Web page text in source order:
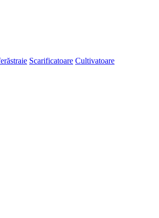
Scarificatoare Cultivatoare